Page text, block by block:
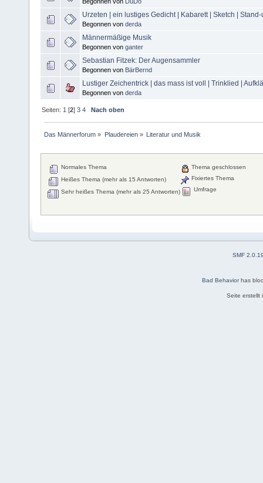
Urzeten | ein lustiges Gedicht | Kabarett | Sketch |
Begonnen von derda
Männermäßige Musik
Begonnen von ganter
Sebastian Fitzek: Der Augensammler
Begonnen von BärBernd
Lustiger Zeichentrick | das mass ist voll | Trinklied |
Begonnen von derda
Seiten: 1 [2]3 4 Nach oben
Das Männerforum » Plaudereien» Literatur und Musik
Normales Thema
Heißes Thema (mehr als 15 Antworten)
Sehr heißes Thema (mehr als 25 Antworten)
Thema geschlossen
Fixiertes Thema
Umfrage
SMF
Bad Behaviorhas
Seite erstellt